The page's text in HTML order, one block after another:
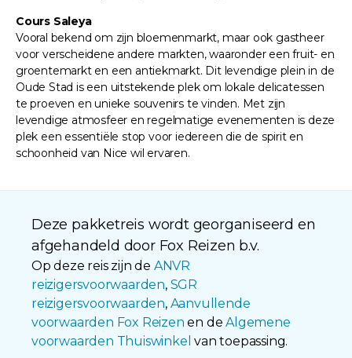
Cours Saleya
Vooral bekend om zijn bloemenmarkt, maar ook gastheer
voor verscheidene andere markten, waaronder een fruit- en
groentemarkt en een antiekmarkt. Dit levendige plein in de
Oude Stad is een uitstekende plek om lokale delicatessen
te proeven en unieke souvenirs te vinden. Met zijn
levendige atmosfeer en regelmatige evenementen is deze
plek een essentiële stop voor iedereen die de spirit en
schoonheid van Nice wil ervaren.
Deze pakketreis wordt georganiseerd en
afgehandeld door Fox Reizen b.v.
Op deze reis zijn de ANVR
reizigersvoorwaarden, SGR
reizigersvoorwaarden, Aanvullende
voorwaarden Fox Reizen en deAlgemene
voorwaarden Thuiswinkel van toepassing.